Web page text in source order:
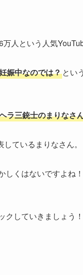
人という人気
娠中なのでは？とい
ラ三銃士のまりなさ
ているまりなさん。
しくはないですよね！
クしていきましょう！